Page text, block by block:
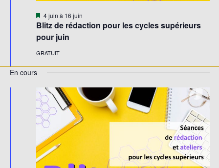
Blitz de rédaction pour les cycles supérieurs
pour juin
Mis
en
avant
4 juin à 16 juin
GRATUIT
En cours